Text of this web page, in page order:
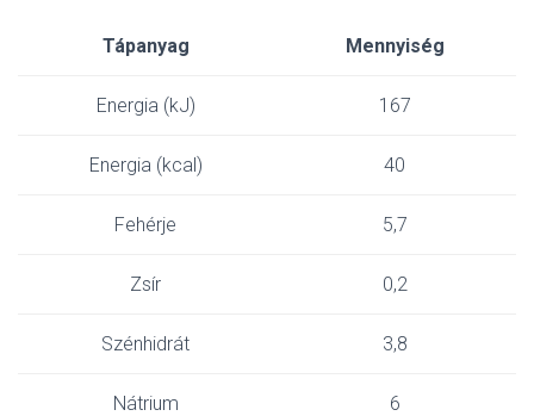
Tápanyag Mennyiség
Energia (kJ) 167
Energia (kcal) 40
Fehérje 5,7
Zsír 0,2
Szénhidrát 3,8
Nátrium 6